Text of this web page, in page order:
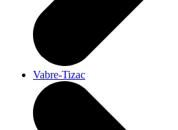
Vabre-Tizac